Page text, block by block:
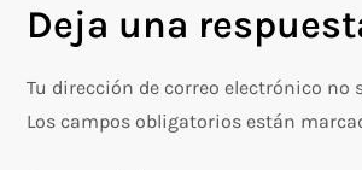
e
g
a
Deja una
Tu dirección de correo electrónico no
Los campos obligatorios están